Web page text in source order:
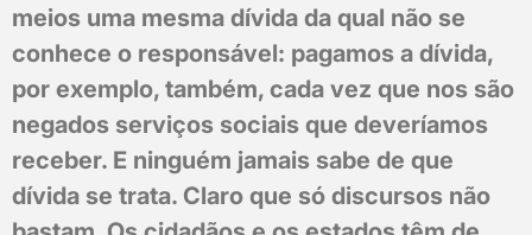
meios uma mesma dívida da qual não se
conhece o responsável: pagamos a dívida,
por exemplo, também, cada vez que nos são
negados serviços sociais que deveríamos
receber. E ninguém jamais sabe de que
dívida se trata. Claro que só discursos não